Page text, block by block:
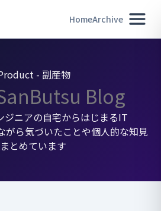
HomeArchive
- 副産物
Blog
ジニアの自宅からはじまるIT
がら気づいたことや個人的な知見
とめています